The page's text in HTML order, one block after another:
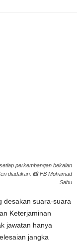
perkembangan bekalan
diadakan. 📸 FB Mohamad
Sabu
desakan suara-suara
Keterjaminan
jawatan hanya
jangka